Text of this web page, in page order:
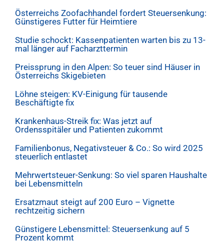
Österreichs Zoofachhandel fordert Steuersenkung:
Günstigeres Futter für Heimtiere
Studie schockt: Kassenpatienten warten bis zu 13-
mal länger auf Facharzttermin
Preissprung in den Alpen: So teuer sind Häuser in
Österreichs Skigebieten
Löhne steigen: KV-Einigung für tausende
Beschäftigte fix
Krankenhaus-Streik fix: Was jetzt auf
Ordensspitäler und Patienten zukommt
Familienbonus, Negativsteuer & Co.: So wird 2025
steuerlich entlastet
Mehrwertsteuer-Senkung: So viel sparen Haushalte
bei Lebensmitteln
Ersatzmaut steigt auf 200 Euro – Vignette
rechtzeitig sichern
Günstigere Lebensmittel: Steuersenkung auf 5
Prozent kommt